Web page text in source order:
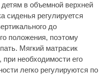
в объемной верхней
сиденья регулируется
до
положения, поэтому
Мягкий матрасик
при необходимости его
легко регулируются по